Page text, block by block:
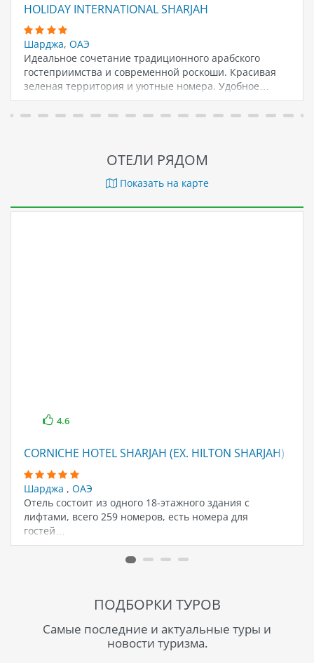
HOLIDAY INTERNATIONAL SHARJAH
Шарджа, ОАЭ
Идеальное сочетание традиционного арабского
гостеприимства и современной роскоши. Красивая
зеленая территория и уютные номера. Удобное…
ОТЕЛИ РЯДОМ
Показать на карте
4.6
CORNICHE HOTEL SHARJAH (EX. HILTON SHARJAH)
Шарджа , ОАЭ
Отель состоит из одного 18-этажного здания с
лифтами, всего 259 номеров, есть номера для
гостей…
ПОДБОРКИ ТУРОВ
Самые последние и актуальные туры и
новости туризма.